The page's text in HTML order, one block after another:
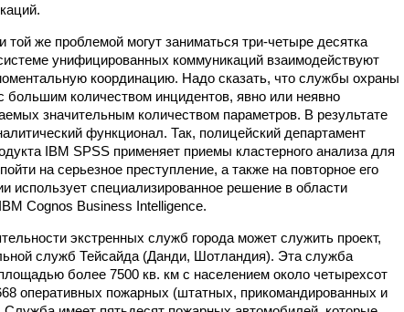
же проблемой могут заниматься три-четыре десятка
унифицированных коммуникаций взаимодействуют
координацию. Надо сказать, что службы охраны
большим количеством инцидентов, явно или неявно
значительным количеством параметров. В результате
функционал. Так, полицейский департамент
IBM SPSS применяет приемы кластерного анализа для
на серьезное преступление, а также на повторное его
специализированное решение в области
Cognos Business Intelligence.
экстренных служб города может служить проект,
служб Тейсайда (Данди, Шотландия). Эта служба
более 7500 кв. км с населением около четырехсот
оперативных пожарных (штатных, прикомандированных и